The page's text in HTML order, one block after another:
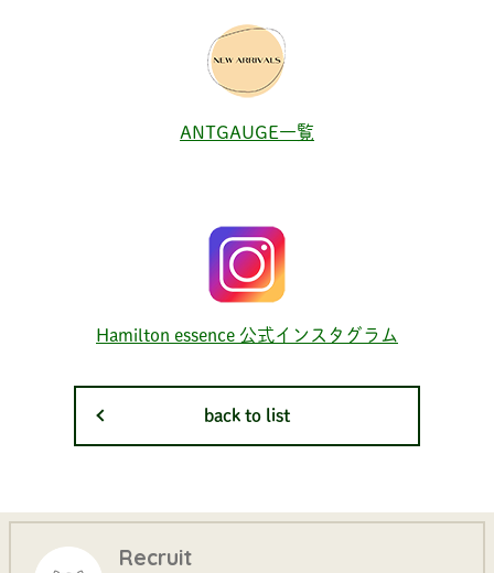
ANTGAUGE一覧
Hamilton essence 公式インスタグラム
back to list
Recruit